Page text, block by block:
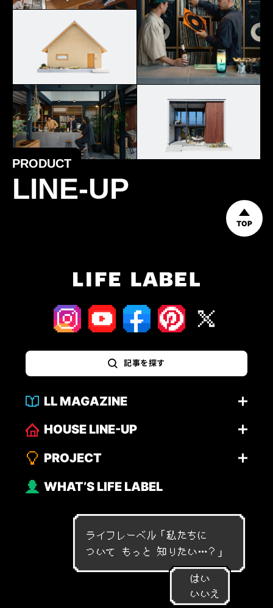
PRODUCT
LINE-UP
TOP
記事を探す
LL MAGAZINE
HOUSE LINE-UP
PROJECT
WHAT’S LIFE LABEL
ライフレーベル「私 たちに
つ いて も っ と 知 り た い…？ 」
はい
いいえ